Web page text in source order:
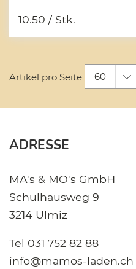
10.50 / Stk.
Artikel pro Seite 60
ADRESSE
MA's & MO's GmbH
Schulhausweg 9
3214 Ulmiz
Tel 031 752 82 88
info@mamos-laden.ch